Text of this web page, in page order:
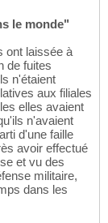
le monde"
ont laissée à
de fuites
n'étaient
aux filiales
elles avaient
n'avaient
d'une faille
avoir effectué
et vu des
militaire,
dans les